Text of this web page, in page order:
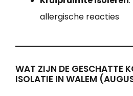
allergische reacties
WAT ZIJN DE GESCHATTE
ISOLATIE IN WALEM